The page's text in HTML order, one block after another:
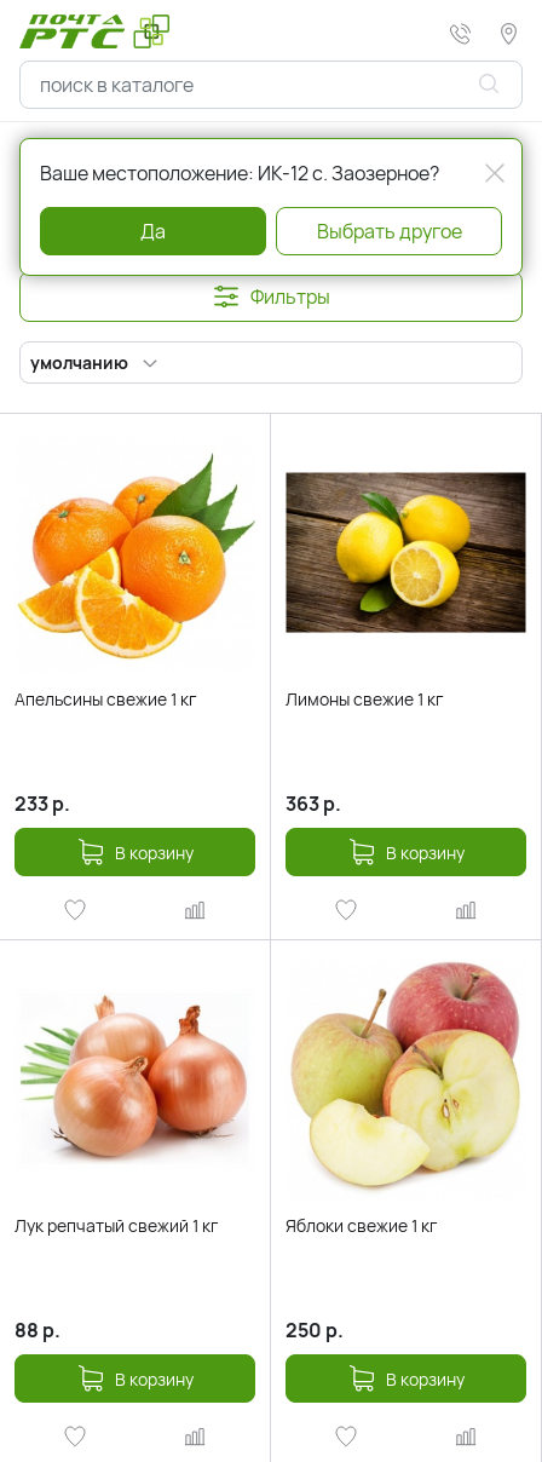
Главная Овощи и фрукты
Овощи и фрукты
Фильтры
умолчанию
Апельсины свежие 1 кг
233р.
В корзину
Лимоны свежие 1 кг
363р.
В корзину
Лук репчатый свежий 1 кг
88 р.
В корзину
Яблоки свежие 1 кг
250 р.
В корзину
Ваше местоположение: ИК-12 с. Заозерное?
Да Выбрать другое